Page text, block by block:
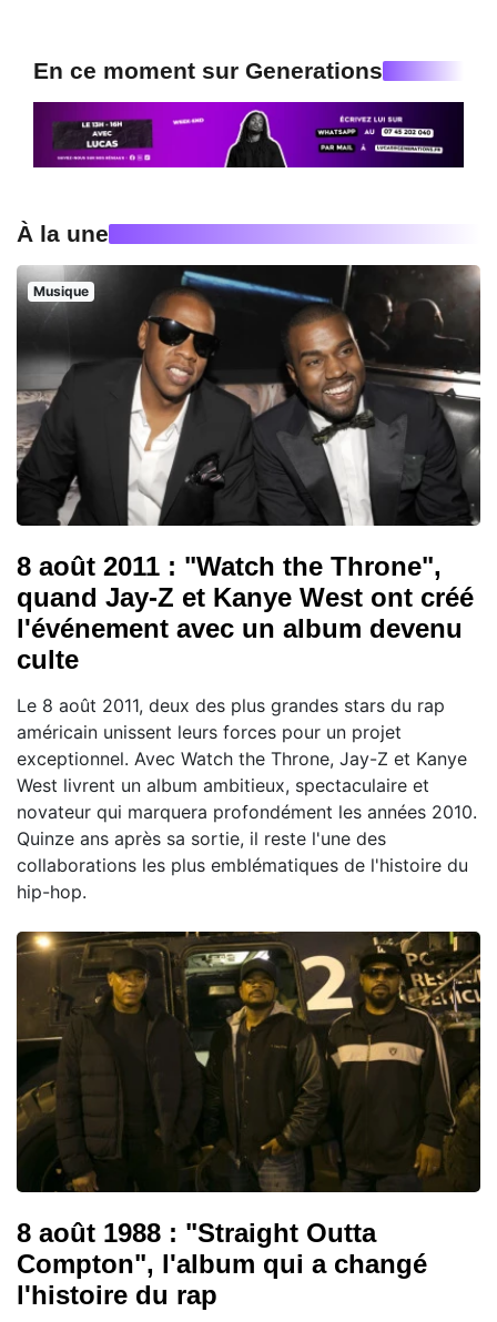
En ce moment sur Generations
À la une
Musique
8 août 2011 : "Watch the Throne",
quand Jay-Z et Kanye West ont créé
l'événement avec un album devenu
culte
Le 8 août 2011, deux des plus grandes stars du rap
américain unissent leurs forces pour un projet
exceptionnel. Avec Watch the Throne, Jay-Z et Kanye
West livrent un album ambitieux, spectaculaire et
novateur qui marquera profondément les années 2010.
Quinze ans après sa sortie, il reste l'une des
collaborations les plus emblématiques de l'histoire du
hip-hop.
8 août 1988 : "Straight Outta
Compton", l'album qui a changé
l'histoire du rap